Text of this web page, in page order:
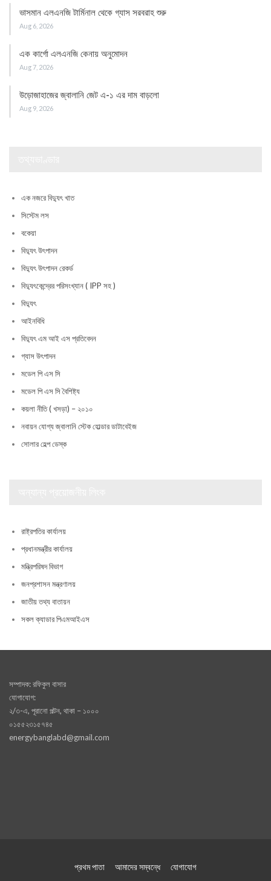
ভাসমান এলএনজি টার্মিনাল থেকে গ্যাস সরবরাহ শুরু
Aug 6, 2026
এক কার্গো এলএনজি কেনায় অনুমোদন
Aug 7, 2026
উড়োজাহাজের জ্বালানি জেট এ-১ এর দাম বাড়লো
Aug 9, 2026
এক নজরে বিদ্যুৎ খাত
সিস্টেম লস
বকেয়া
বিদ্যুৎ উৎপাদন
বিদ্যুৎ উৎপাদন রেকর্ড
বিদ্যুৎকেন্দ্রের পরিসংখ্যান ( IPP সহ )
বিদ্যুৎ
আইনবিধি
বিদ্যুৎ এম আই এস প্রতিবেদন
গ্যাস উৎপাদন
মডেল পি এস সি
মডেল পি এস সি বৈশিষ্ট্য
কয়লা নীতি ( খসড়া) – ২০১০
নবায়ন যোগ্য জ্বালানি স্টেক হোল্ডার ডাটাবেইজ
সোলার হেল্প ডেস্ক
রাষ্ট্রপতির কার্যালয়
প্রধানমন্ত্রীর কার্যালয়
মন্ত্রিপরিষদ বিভাগ
জনপ্রশাসন মন্ত্রণালয়
জাতীয় তথ্য বাতায়ন
সকল ক্যাডার পিএমআইএস
সম্পাদক: রফিকুল বাসার
যোগাযোগ:
২/৩-এ, পূরানো পল্টন, থাকা – ১০০০
০১৫৫২৩১৫৭৪৫
energybanglabd@gmail.com
প্রথম পাতা আমাদের সম্বন্ধে যোগাযোগ